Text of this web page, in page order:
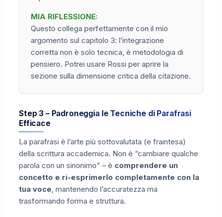
MIA RIFLESSIONE:
Questo collega perfettamente con il mio
argomento sul capitolo 3: l’integrazione
corretta non è solo tecnica, è metodologia di
pensiero. Potrei usare Rossi per aprire la
sezione sulla dimensione critica della citazione.
Step 3 – Padroneggia le Tecniche di Parafrasi
Efficace
La parafrasi è l’arte più sottovalutata (e fraintesa)
della scrittura accademica. Non è “cambiare qualche
parola con un sinonimo” – è comprendere un
concetto e ri-esprimerlo completamente con la
tua voce , mantenendo l’accuratezza ma
trasformando forma e struttura.